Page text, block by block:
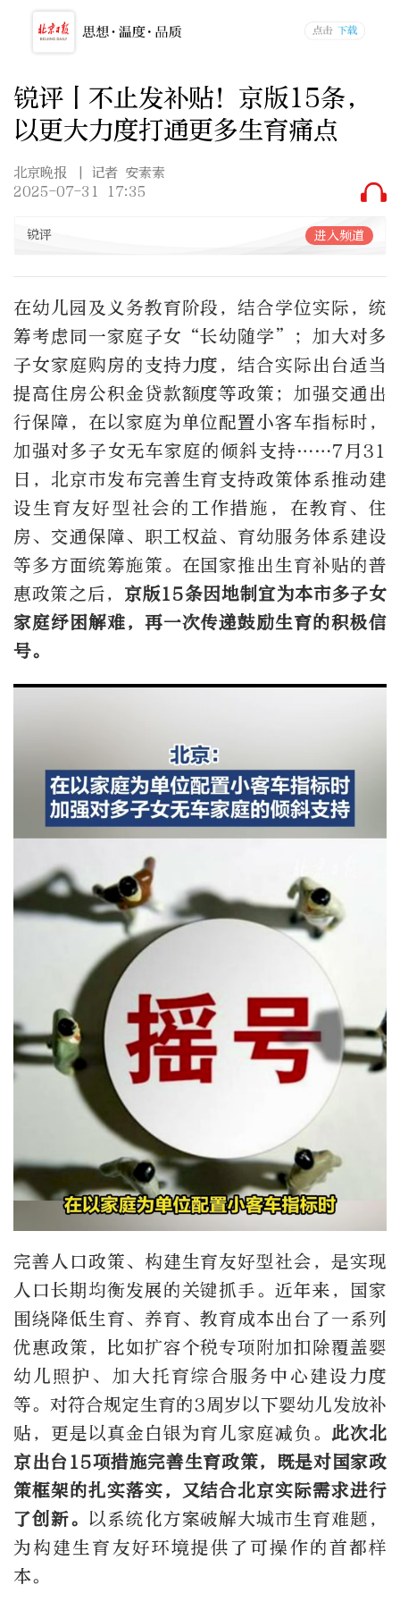
锐评丨不止发补贴！京版15条，
以更大力度打通更多生育痛点
北京晚报
| 记者 安素素
2025-07-31 17:35
锐评 进入频道
在幼儿园及义务教育阶段，结合学位实际，统
筹考虑同一家庭子女“长幼随学”；加大对多
子女家庭购房的支持力度，结合实际出台适当
提高住房公积金贷款额度等政策；加强交通出
行保障，在以家庭为单位配置小客车指标时，
加强对多子女无车家庭的倾斜支持……7月31
日，北京市发布完善生育支持政策体系推动建
设生育友好型社会的工作措施，在教育、住
房、交通保障、职工权益、育幼服务体系建设
等多方面统筹施策。在国家推出生育补贴的普
惠政策之后， 京版15条因地制宜为本市多子女
家庭纾困解难， 再一次传递鼓励生育的积极信
号。
完善人口政策、构建生育友好型社会，是实现
人口长期均衡发展的关键抓手。近年来，国家
围绕降低生育、养育、教育成本出台了一系列
优惠政策，比如扩容个税专项附加扣除覆盖婴
幼儿照护、加大托育综合服务中心建设力度
等。对符合规定生育的3周岁以下婴幼儿发放补
贴，更是以真金白银为育儿家庭减负。此次北
京出台15项措施完善生育政策，既是对国家政
策框架的扎实落实，又结合北京实际需求进行
了创新。 以系统化方案破解大城市生育难题，
为构建生育友好环境提供了可操作的首都样
本。